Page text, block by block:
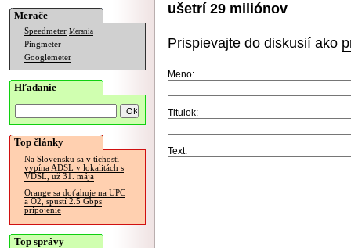
Merače
Speedmeter Merania
Pingmeter
Googlemeter
Hľadanie
Top články
Na Slovensku sa v tichosti
vypína ADSL v lokalitách s
VDSL, už 31. mája
Orange sa doťahuje na UPC
a O2, spustí 2.5 Gbps
pripojenie
Top správy
ušetrí 29 miliónov
Prispievajte do diskusií ako
Meno:
Titulok:
Text: